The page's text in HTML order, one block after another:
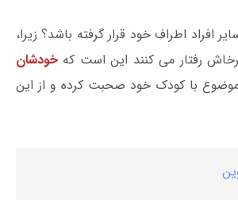
افراد اطراف خود قرار گرفته باشد؟ زیرا،
رفتار می کنند این است که خودشان
با کودک خود صحبت کرده و از این